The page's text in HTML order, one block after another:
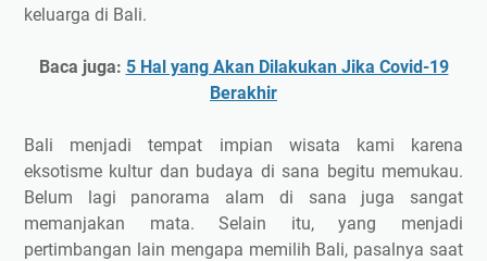
keluarga di Bali.
Baca juga: 5 Hal yang Akan Dilakukan Jika Covid-19
Berakhir
Bali menjadi tempat impian wisata kami karena
eksotisme kultur dan budaya di sana begitu memukau.
Belum lagi panorama alam di sana juga sangat
memanjakan mata. Selain itu, yang menjadi
pertimbangan lain mengapa memilih Bali, pasalnya saat